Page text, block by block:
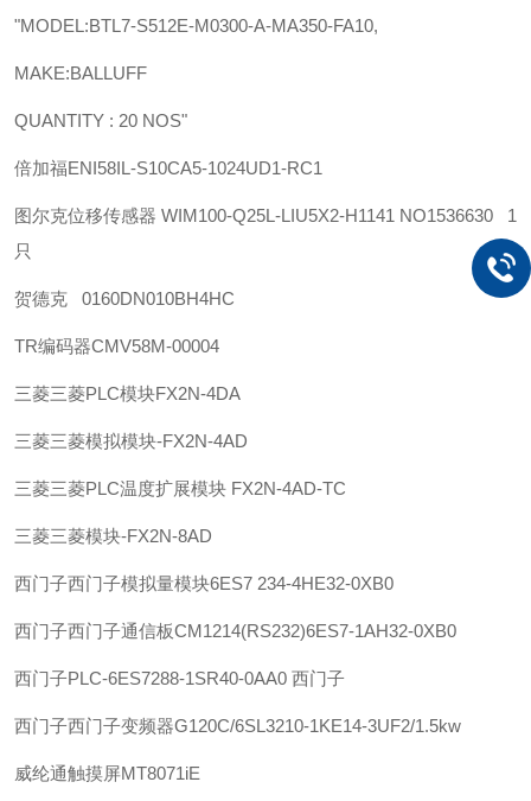
"MODEL:BTL7-S512E-M0300-A-MA350-FA10,
MAKE:BALLUFF
QUANTITY : 20 NOS"
倍加福ENI58IL-S10CA5-1024UD1-RC1
图尔克位移传感器 WIM100-Q25L-LIU5X2-H1141 NO1536630 1
只
贺德克 0160DN010BH4HC
TR编码器CMV58M-00004
三菱三菱PLC模块FX2N-4DA
三菱三菱模拟模块-FX2N-4AD
三菱三菱PLC温度扩展模块 FX2N-4AD-TC
三菱三菱模块-FX2N-8AD
西门子西门子模拟量模块6ES7 234-4HE32-0XB0
西门子西门子通信板CM1214(RS232)6ES7-1AH32-0XB0
西门子PLC-6ES7288-1SR40-0AA0 西门子
西门子西门子变频器G120C/6SL3210-1KE14-3UF2/1.5kw
威纶通触摸屏MT8071iE